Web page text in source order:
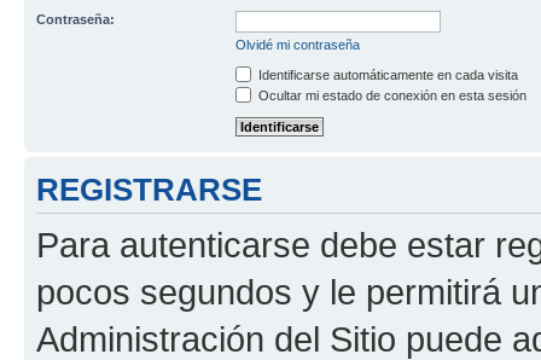
Contraseña:
Olvidé mi contraseña
Identificarse automáticamente en cada visita
Ocultar mi estado de conexión en esta sesión
REGISTRARSE
Para autenticarse debe estar
pocos segundos y le permitirá
Administración del Sitio puede